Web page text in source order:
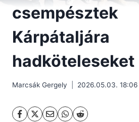
csempésztek
Kárpátaljára
hadköteleseket
Marcsák Gergely 2026.05.03. 18:06